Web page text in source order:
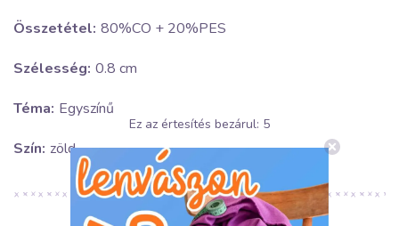
Összetétel: 80%CO + 20%PES
Szélesség: 0.8 cm
Téma: Egyszínű
Szín: zöld
Ez az értesítés bezárul: 5